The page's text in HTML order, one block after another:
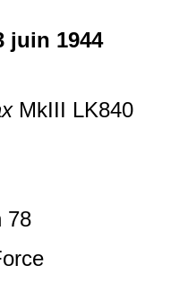
juin 1944
MkIII LK840
78